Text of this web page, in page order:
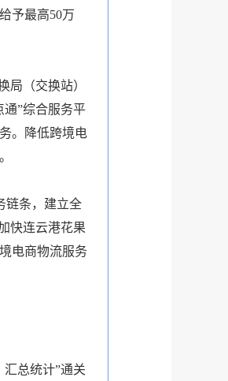
予最高50万
局（交换站）
”综合服务平
。降低跨境电
链条，建立全
快连云港花果
电商物流服务
汇总统计”通关